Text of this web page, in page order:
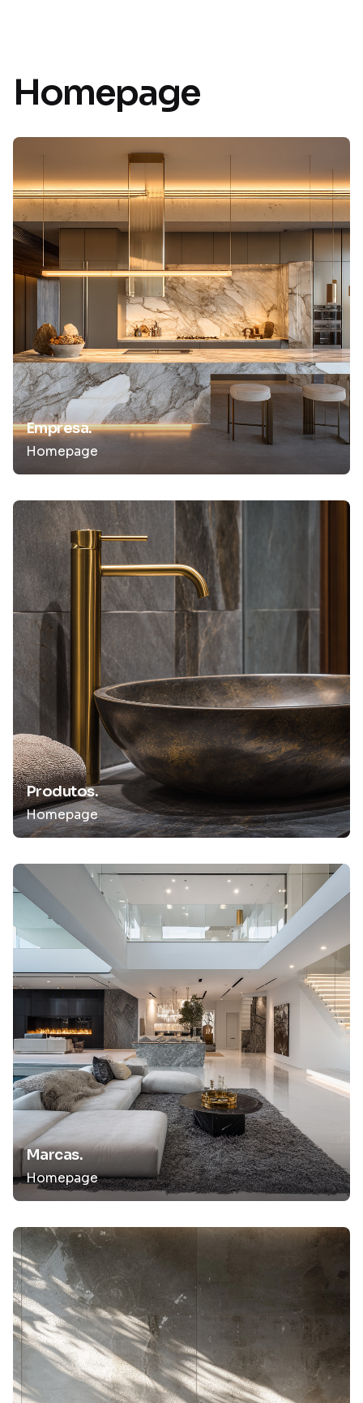
Homepage
Empresa.
Homepage
Produtos.
Homepage
Marcas.
Homepage